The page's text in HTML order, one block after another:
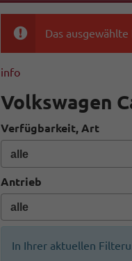
Das
info
Volkswagen
Verfügbarkeit, Art
Antrieb
In Ihrer aktuellen